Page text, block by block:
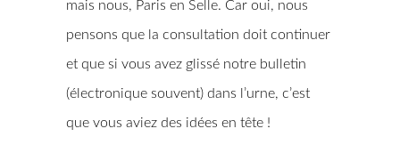
mais nous, Paris en Selle. Car oui, nous
pensons que la consultation doit continuer
et que si vous avez glissé notre bulletin
(électronique souvent) dans l’urne, c’est
que vous aviez des idées en tête !